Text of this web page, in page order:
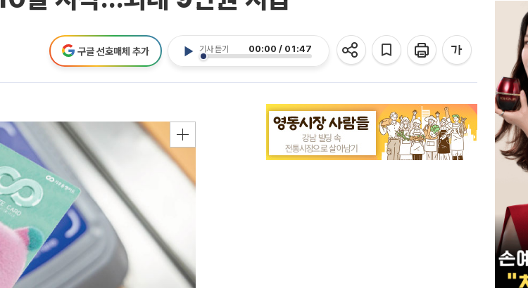
기사 듣기 00:00 / 01:47
구글 선호매체 추가